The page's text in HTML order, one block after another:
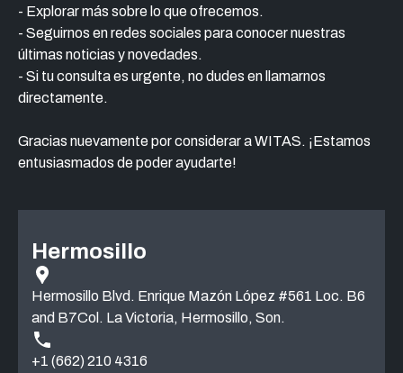
- Explorar más sobre lo que ofrecemos.
- Seguirnos en redes sociales para conocer nuestras
últimas noticias y novedades.
- Si tu consulta es urgente, no dudes en llamarnos
directamente.
Gracias nuevamente por considerar a WITAS. ¡Estamos
entusiasmados de poder ayudarte!
Hermosillo
Hermosillo Blvd. Enrique Mazón López #561 Loc. B6
and B7Col. La Victoria, Hermosillo, Son.
+1 (662) 210 4316